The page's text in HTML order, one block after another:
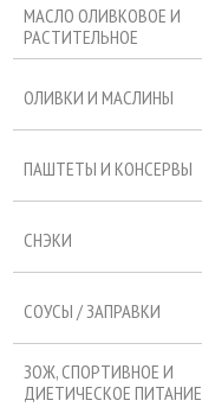
МАСЛО ОЛИВКОВОЕ И
РАСТИТЕЛЬНОЕ
ОЛИВКИ И МАСЛИНЫ
ПАШТЕТЫ И КОНСЕРВЫ
СНЭКИ
СОУСЫ / ЗАПРАВКИ
ЗОЖ, СПОРТИВНОЕ И
ДИЕТИЧЕСКОЕ ПИТАНИЕ